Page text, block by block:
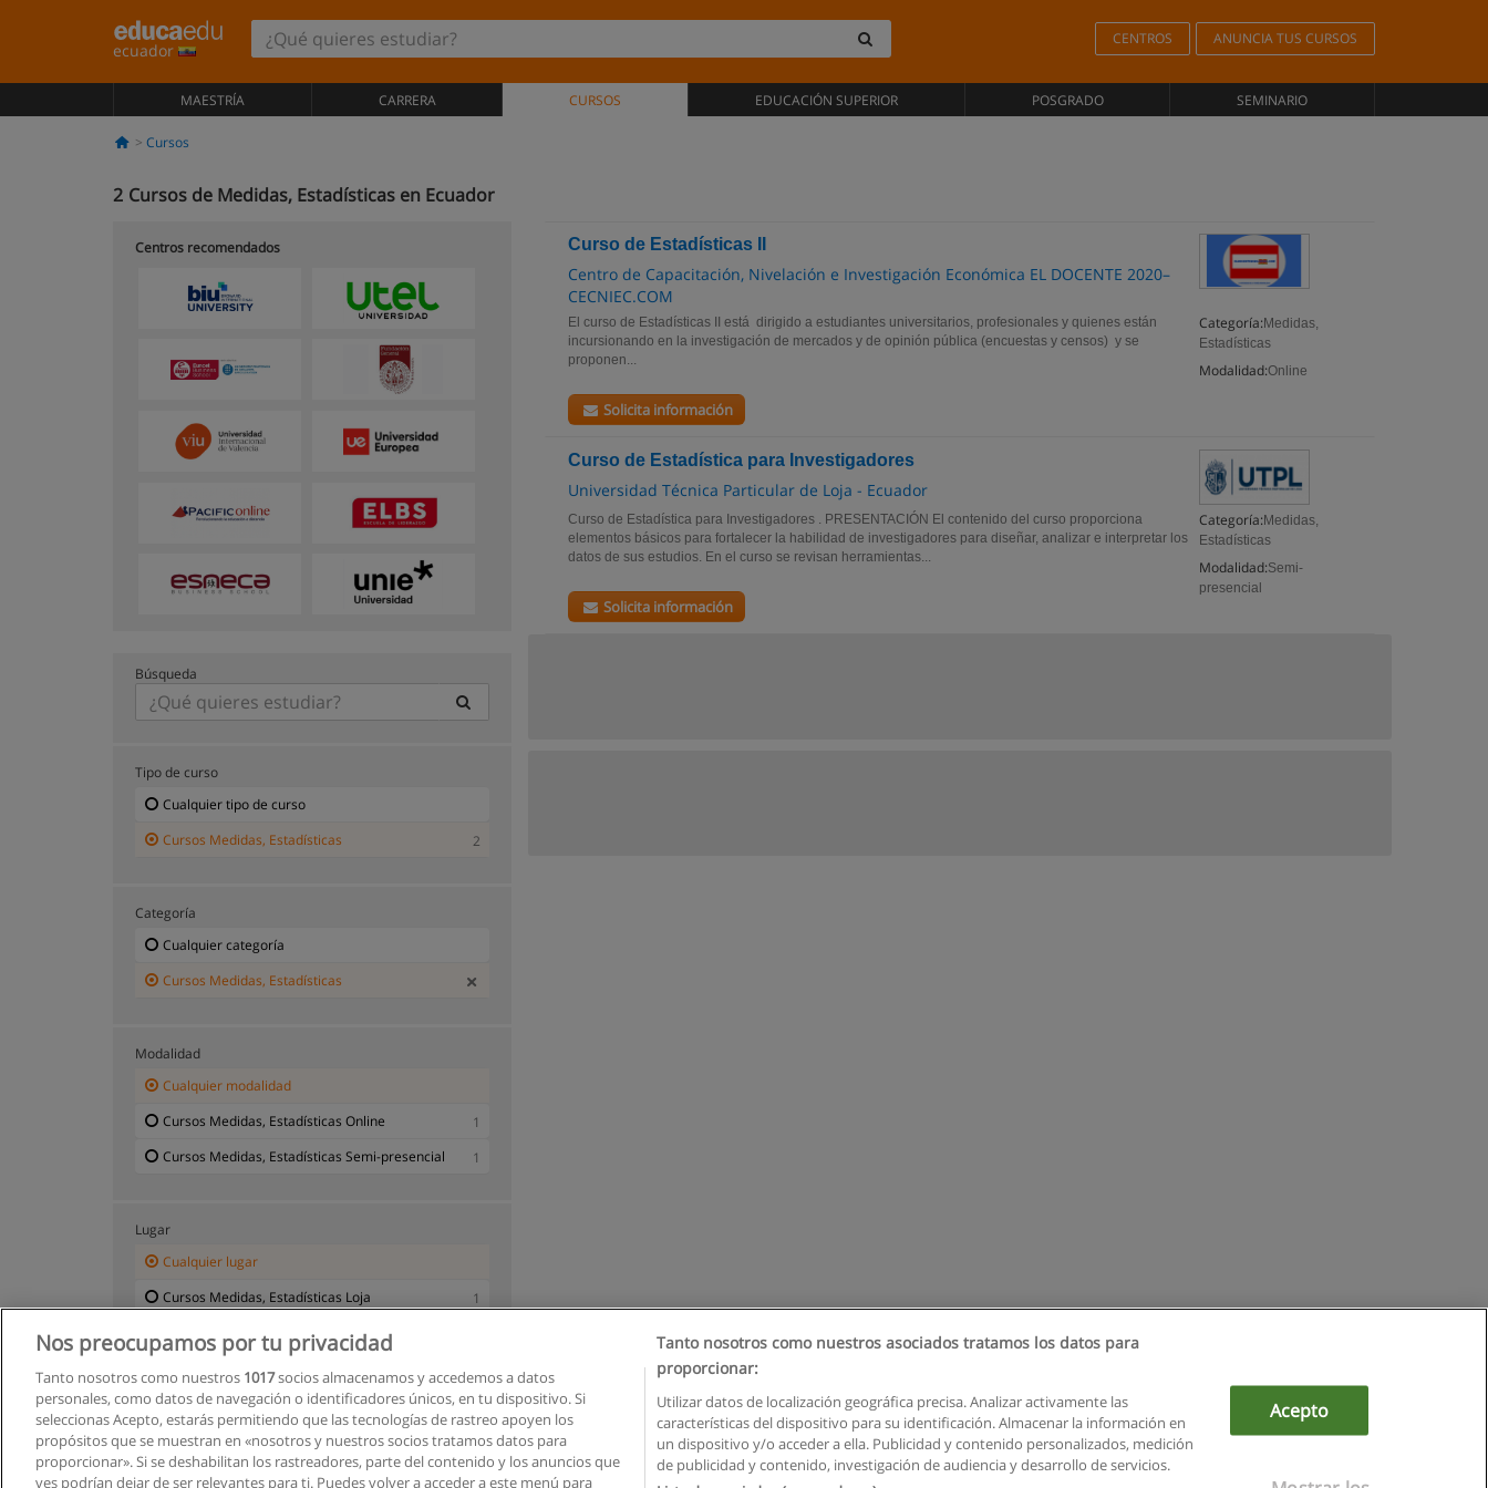
ecuador
CENTROS ANUNCIA TUS CURSOS
MAESTRÍA CARRERA CURSOS EDUCACIÓN SUPERIOR POSGRADO SEMINARIO
Cursos
2 Cursos de Medidas, Estadísticas en Ecuador
Curso de Estadísticas II
Centro de Capacitación, Nivelación e Investigación Económica EL DOCENTE 2020–
CECNIEC.COM
Categoría: Medidas,
Estadísticas
Modalidad:Online
El curso de Estadísticas II está dirigido a estudiantes universitarios, profesionales y quienes están
incursionando en la investigación de mercados y de opinión pública (encuestas y censos) y se
proponen...
Solicita información
Curso de Estadística para Investigadores
Universidad Técnica Particular de Loja - Ecuador
Categoría: Medidas,
Estadísticas
Modalidad:Semi-
presencial
Curso de Estadística para Investigadores . PRESENTACIÓN El contenido del curso proporciona
elementos básicos para fortalecer la habilidad de investigadores para diseñar, analizar e interpretar los
datos de sus estudios. En el curso se revisan herramientas...
Solicita información
Centros recomendados
Búsqueda
Tipo de curso
Cualquier tipo de curso
Cursos Medidas, Estadísticas
2
Categoría
Cualquier categoría
Cursos Medidas, Estadísticas
Modalidad
Cualquier modalidad
Cursos Medidas, Estadísticas Online
1
Cursos Medidas, Estadísticas Semi-presencial
1
Lugar
Cualquier lugar
Cursos Medidas, Estadísticas Loja
1
Reglas de uso Privacidad de datos Contactar con Educaedu
Copyright © Educaedu Business S.L. - CIF : B-95610580: - www.educaedu.com.ec
Nos preocupamos por tu privacidad
Tanto nosotros como nuestros 1017socios almacenamos y accedemos a datos
personales, como datos de navegación o identificadores únicos, en tu dispositivo. Si
seleccionas Acepto, estarás permitiendo que las tecnologías de rastreo apoyen los
propósitos que se muestran en «nosotros y nuestros socios tratamos datos para
proporcionar». Si se deshabilitan los rastreadores, parte del contenido y los anuncios que
ves podrían dejar de ser relevantes para ti. Puedes volver a acceder a este menú para
Tanto nosotros como nuestros asociados tratamos los datos para
proporcionar:
Utilizar datos de localización geográfica precisa. Analizar activamente las
características del dispositivo para su identificación. Almacenar la información en
un dispositivo y/o acceder a ella. Publicidad y contenido personalizados, medición
de publicidad y contenido, investigación de audiencia y desarrollo de servicios.
Acepto